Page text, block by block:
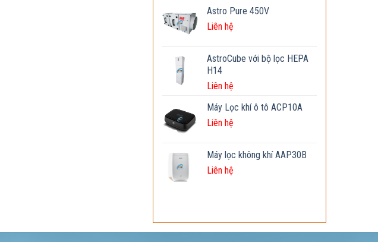
Astro Pure 450V
Liên hệ
AstroCube với bộ lọc HEPA
H14
Liên hệ
Máy Lọc khí ô tô ACP10A
Liên hệ
Máy lọc không khí AAP30B
Liên hệ